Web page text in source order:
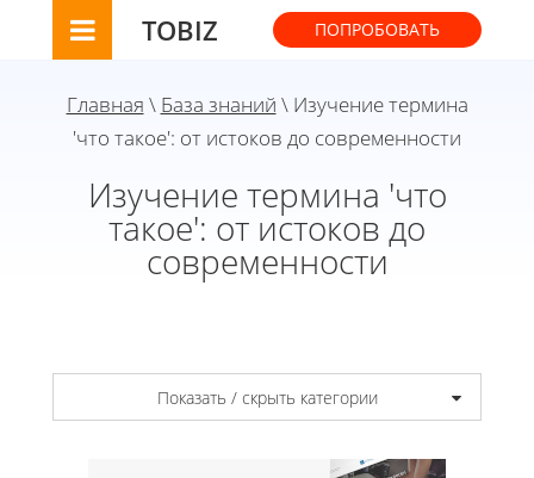
TOBIZ ПОПРОБОВАТЬ
Главная \ База знаний \ Изучение термина
'что такое': от истоков до современности
Изучение термина 'что
такое': от истоков до
современности
Показать / скрыть категории